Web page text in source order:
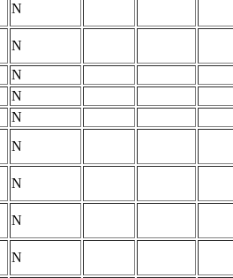
N
N
N
N
N
N
N
N
N